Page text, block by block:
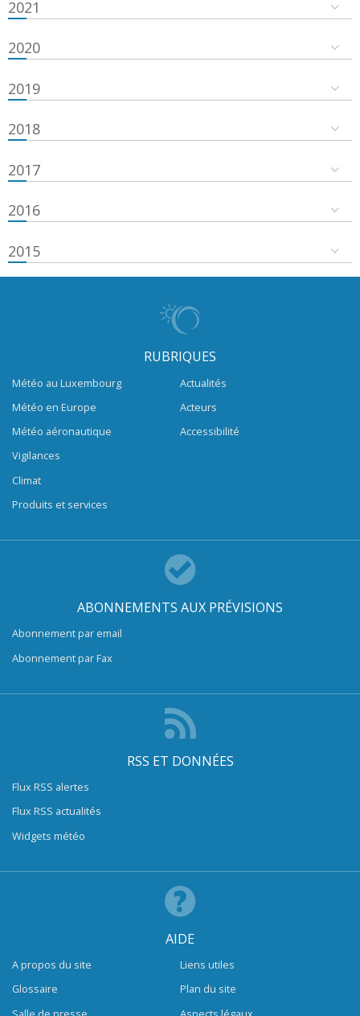
2021
2020
2019
2018
2017
2016
2015
RUBRIQUES
Météo au Luxembourg
Météo en Europe
Météo aéronautique
Vigilances
Climat
Produits et services
Actualités
Acteurs
Accessibilité
ABONNEMENTS AUX PRÉVISIONS
Abonnement par email
Abonnement par Fax
RSS ET DONNÉES
Flux RSS alertes
Flux RSS actualités
Widgets météo
AIDE
A propos du site
Glossaire
Liens utiles
Plan du site